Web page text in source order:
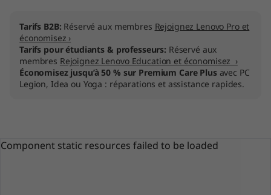
Tarifs B2B: Réservé aux membres Rejoignez Lenovo Pro et
économisez ›
Tarifs pour étudiants & professeurs: Réservé aux
membres Rejoignez Lenovo Education et économisez ›
Économisez jusqu’à 50 % sur Premium Care Plusavec PC
Legion, Idea ou Yoga : réparations et assistance rapides.
Component static resources failed to be loaded